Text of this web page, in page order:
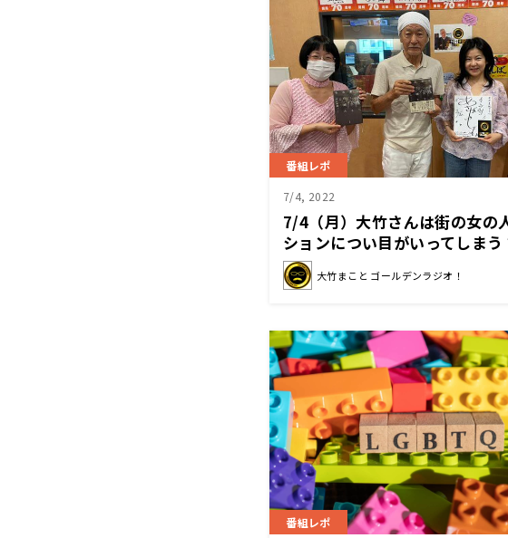
番組レポ
7/4, 2022
7/4（月）大竹さんは街の女の
ションについ目がいってしまう
大竹まこと ゴールデンラジオ！
番組レポ